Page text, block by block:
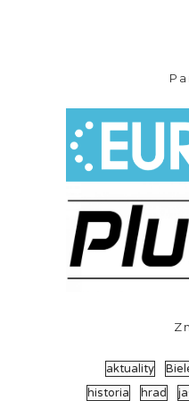
aktuality
historia
hrad